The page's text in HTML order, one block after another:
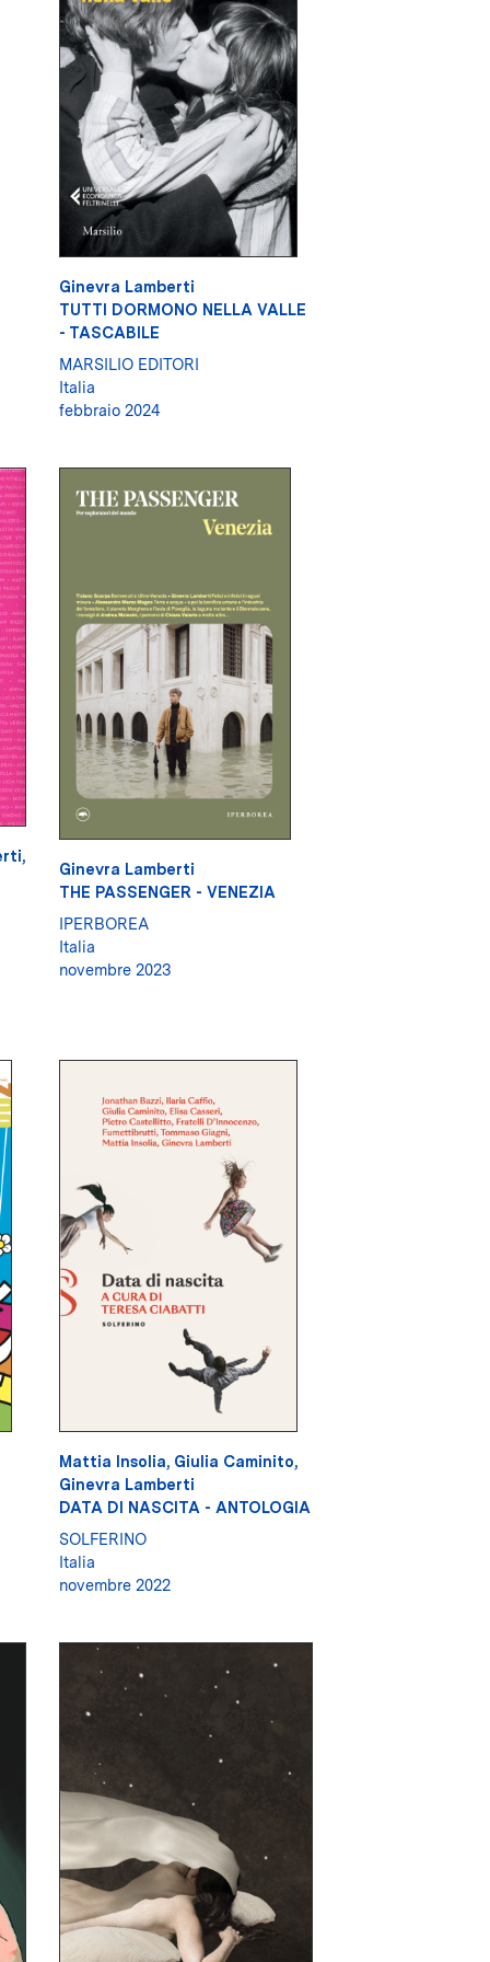
Ginevra Lamberti
TUTTI DORMONO NELLA VALLE
- TASCABILE
MARSILIO EDITORI
Italia
febbraio 2024
,
Ginevra Lamberti
THE PASSENGER - VENEZIA
IPERBOREA
Italia
novembre 2023
Mattia Insolia, Giulia Caminito,
Ginevra Lamberti
DATA DI NASCITA - ANTOLOGIA
SOLFERINO
Italia
novembre 2022